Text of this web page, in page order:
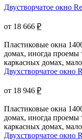
Двустворчатое окно
от 18 666 ₽
Пластиковые окна
домах, иногда проемы
каркасных домах,
Двухстворчатое окно
от 18 946 ₽
Пластиковые окна
домах, иногда проемы
каркасных домах,
Двухстворчатое окно